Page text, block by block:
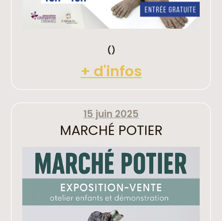
()
+ d'infos
15 juin 2025
MARCHÉ POTIER